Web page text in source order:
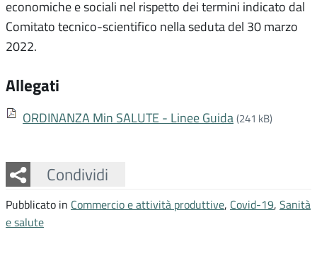
economiche e sociali nel rispetto dei termini indicato dal
Comitato tecnico-scientifico nella seduta del 30 marzo
2022.
Allegati
ORDINANZA Min SALUTE - Linee Guida(241 kB)
Condividi
Facebook
Twitter
Whatsapp
Pubblicato in Commercio e attività produttive, Covid-19, Sanità
e salute